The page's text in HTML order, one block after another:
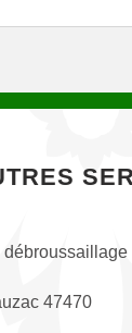
47470